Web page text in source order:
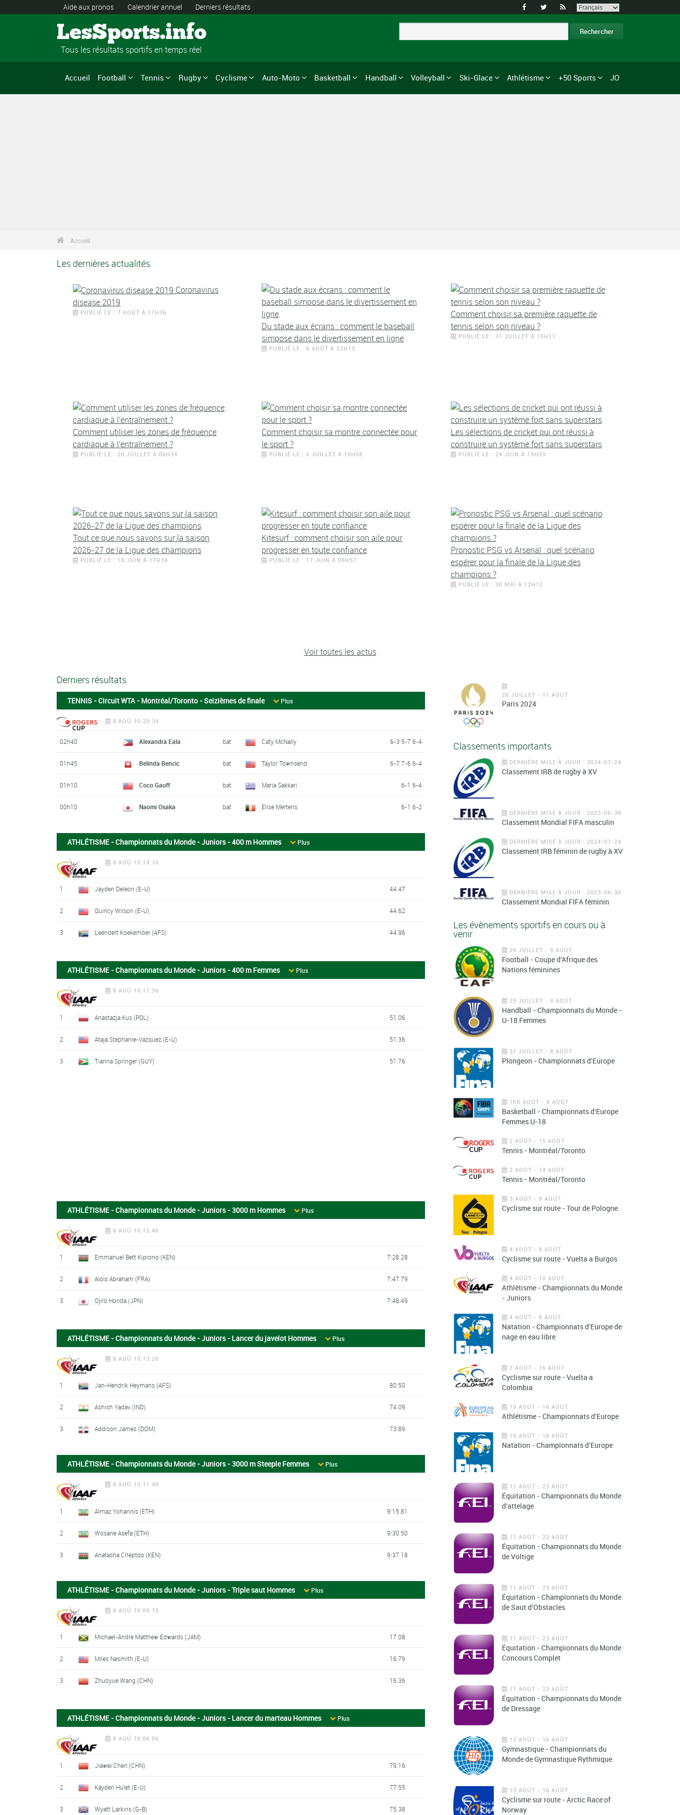
Aide aux pronos Calendrier annuel Derniers résultats   
LesSports.info
Tous les résultats sportifs en temps réel
Accueil Football Tennis Rugby Cyclisme Auto-Moto Basketball Handball Volleyball Ski-Glace Athlétisme +50 Sports JO
Accueil
Les dernières actualités
Coronavirus
disease 2019
PUBLIÉ LE : 7 AOÛT À 17H36
Du stade aux écrans : comment le baseball
simpose dans le divertissement en ligne
PUBLIÉ LE : 6 AOÛT À 22H13
Comment choisir sa première raquette de
tennis selon son niveau ?
PUBLIÉ LE : 31 JUILLET À 15H11
Comment utiliser les zones de fréquence
cardiaque à l'entraînement ?
PUBLIÉ LE : 20 JUILLET À 06H34
Comment choisir sa montre connectée pour
le sport ?
PUBLIÉ LE : 6 JUILLET À 10H58
Les sélections de cricket qui ont réussi à
construire un système fort sans superstars
PUBLIÉ LE : 24 JUIN À 15H59
Tout ce que nous savons sur la saison
2026-27 de la Ligue des champions
PUBLIÉ LE : 18 JUIN À 17H34
Kitesurf : comment choisir son aile pour
progresser en toute confiance
PUBLIÉ LE : 17 JUIN À 09H57
Pronostic PSG vs Arsenal : quel scénario
espérer pour la finale de la Ligue des
champions ?
PUBLIÉ LE : 30 MAI À 12H12
Voir toutes les actus
Derniers résultats
TENNIS - Circuit WTA - Montréal/Toronto - Seizièmes de finale Plus
8 AOÛ 10:20:34
02h40 Alexandra Eala bat Caty McNally 6-3 5-7 6-4
01h45 Belinda Bencic bat Taylor Townsend 6-7 7-6 6-4
01h10 Coco Gauff bat Maria Sakkari 6-1 6-4
00h10 Naomi Osaka bat Elise Mertens 6-1 6-2
ATHLÉTISME - Championnats du Monde - Juniors - 400 m Hommes Plus
8 AOÛ 10:19:10
1 Jayden Deleon (E-U) 44.47
2 Quincy Wilson (E-U) 44.62
3 Leendert Koekemoer (AFS) 44.96
ATHLÉTISME - Championnats du Monde - Juniors - 400 m Femmes Plus
8 AOÛ 10:17:36
1 Anastazja Kus (POL) 51.06
2 Ataja Stephanie-Vazquez (E-U) 51.36
3 Tianna Springer (GUY) 51.76
ATHLÉTISME - Championnats du Monde - Juniors - 3000 m Hommes Plus
8 AOÛ 10:15:46
1 Emmanuel Bett Kiprono (KEN) 7:28.28
2 Alois Abraham (FRA) 7:47.79
3 Ojiro Honda (JPN) 7:48.49
ATHLÉTISME - Championnats du Monde - Juniors - Lancer du javelot Hommes Plus
8 AOÛ 10:13:20
1 Jan-Hendrik Heymans (AFS) 80.50
2 Ashish Yadav (IND) 74.09
3 Addison James (DOM) 73.89
ATHLÉTISME - Championnats du Monde - Juniors - 3000 m Steeple Femmes Plus
8 AOÛ 10:11:40
1 Almaz Yohannis (ETH) 9:15.81
2 Wosane Asefa (ETH) 9:30.50
3 Anatasha Cheptoo (KEN) 9:37.18
ATHLÉTISME - Championnats du Monde - Juniors - Triple saut Hommes Plus
8 AOÛ 10:09:10
1 Michael-Andre Matthew Edwards (JAM) 17.08
2 Miles Nesmith (E-U) 16.79
3 Zhuoyue Wang (CHN) 16.36
ATHLÉTISME - Championnats du Monde - Juniors - Lancer du marteau Hommes Plus
8 AOÛ 10:06:56
1 Jiawei Chen (CHN) 79.16
2 Kayden Hulet (E-U) 77.55
3 Wyatt Larkins (G-B) 75.38
26 JUILLET - 11 AOÛT
Paris 2024
Classements importants
DERNIÈRE MISE À JOUR : 2024-01-24
Classement IRB de rugby à XV
DERNIÈRE MISE À JOUR : 2023-06-30
Classement Mondial FIFA masculin
DERNIÈRE MISE À JOUR : 2024-01-24
Classement IRB féminin de rugby à XV
DERNIÈRE MISE À JOUR : 2023-06-30
Classement Mondial FIFA féminin
Les évènements sportifs en cours ou à
venir
26 JUILLET - 9 AOÛT
Football - Coupe d'Afrique des
Nations féminines
29 JUILLET - 9 AOÛT
Handball - Championnats du Monde -
U-18 Femmes
31 JUILLET - 8 AOÛT
Plongeon - Championnats d'Europe
1ER AOÛT - 8 AOÛT
Basketball - Championnats d'Europe
Femmes U-18
2 AOÛT - 15 AOÛT
Tennis - Montréal/Toronto
2 AOÛT - 14 AOÛT
Tennis - Montréal/Toronto
3 AOÛT - 9 AOÛT
Cyclisme sur route - Tour de Pologne
4 AOÛT - 8 AOÛT
Cyclisme sur route - Vuelta a Burgos
4 AOÛT - 10 AOÛT
Athlétisme - Championnats du Monde
- Juniors
4 AOÛT - 8 AOÛT
Natation - Championnats d'Europe de
nage en eau libre
7 AOÛT - 16 AOÛT
Cyclisme sur route - Vuelta a
Colombia
10 AOÛT - 16 AOÛT
Athlétisme - Championnats d'Europe
10 AOÛT - 16 AOÛT
Natation - Championnats d'Europe
11 AOÛT - 23 AOÛT
Équitation - Championnats du Monde
d'attelage
11 AOÛT - 23 AOÛT
Équitation - Championnats du Monde
de Voltige
11 AOÛT - 23 AOÛT
Équitation - Championnats du Monde
de Saut d'Obstacles
11 AOÛT - 23 AOÛT
Équitation - Championnats du Monde
Concours Complet
11 AOÛT - 23 AOÛT
Équitation - Championnats du Monde
de Dressage
12 AOÛT - 16 AOÛT
Gymnastique - Championnats du
Monde de Gymnastique Rythmique
13 AOÛT - 16 AOÛT
Cyclisme sur route - Arctic Race of
Norway